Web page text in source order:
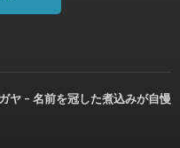
ヤ – 名前を冠した煮込みが自慢